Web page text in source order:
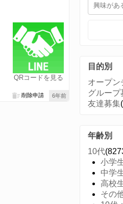
QRコードを見る
6年前
削除申請
目的別
オープン
グループ
友達募集
年齢別
10代
小学
中学
高校
その